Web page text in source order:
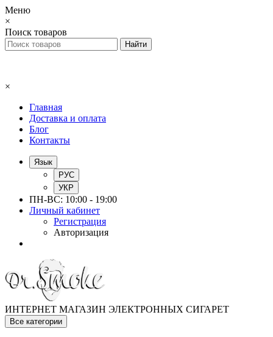
Меню
×
Поиск товаров
×
Главная
Доставка и оплата
Блог
Контакты
Язык
РУС
УКР
ПН-ВС: 10:00 - 19:00
Личный кабинет
Регистрация
Авторизация
ИНТЕРНЕТ МАГАЗИН ЭЛЕКТРОННЫХ СИГАРЕТ
Все категории